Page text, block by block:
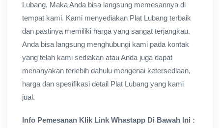
Lubang, Maka Anda bisa langsung memesannya di
tempat kami. Kami menyediakan Plat Lubang terbaik
dan pastinya memiliki harga yang sangat terjangkau.
Anda bisa langsung menghubungi kami pada kontak
yang telah kami sediakan atau Anda juga dapat
menanyakan terlebih dahulu mengenai ketersediaan,
harga dan spesifikasi detail Plat Lubang yang kami
jual.
Info Pemesanan Klik Link Whastapp Di Bawah Ini :